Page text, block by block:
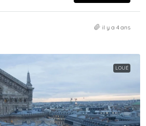
il y a 4 ans
LOUÉ